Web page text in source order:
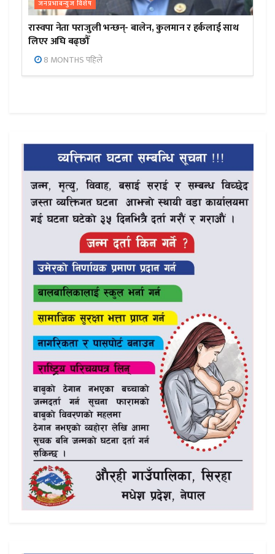
जनप्रभाबन्युज विशेष
रास्वपा नेता पराजुली भन्छन्- बालेन, कुलमान र हर्कलाई साथ
लिएर अघि बढ्छौँ
8 MONTHS पहिले